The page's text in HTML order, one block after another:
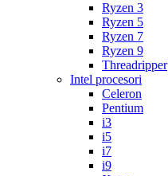
Ryzen 3
Ryzen 5
Ryzen 7
Ryzen 9
Threadripper
Intel procesori
Celeron
Pentium
i3
i5
i7
i9